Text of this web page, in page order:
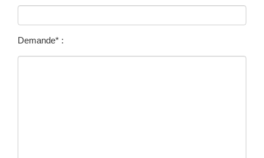
Nos partenaires
Contact
Demande* :